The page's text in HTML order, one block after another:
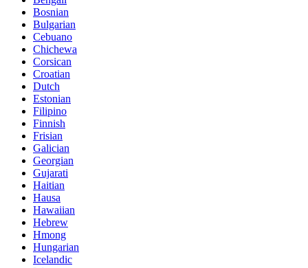
Bosnian
Bulgarian
Cebuano
Chichewa
Corsican
Croatian
Dutch
Estonian
Filipino
Finnish
Frisian
Galician
Georgian
Gujarati
Haitian
Hausa
Hawaiian
Hebrew
Hmong
Hungarian
Icelandic